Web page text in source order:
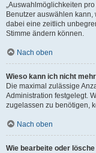
„Auswahlmöglichkeiten
Benutzer auswählen
dabei eine zeitlich
Stimme ändern können.
Nach oben
Wieso kann ich nicht
Die maximal zulässige
Administration festgelegt.
zugelassen zu benötigen,
Nach oben
Wie bearbeite oder